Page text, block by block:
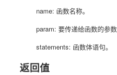
name: 函数名称。
param: 要传递给函数的参数
statements: 函数体语句。
返回值